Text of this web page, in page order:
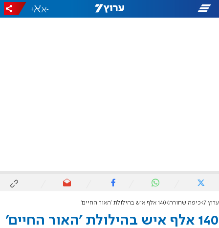
-
+
ערוץ 7 כיפה שחורה 140 אלף איש בהילולת 'האור החיים'
140 אלף איש בהילולת 'האור החיים'